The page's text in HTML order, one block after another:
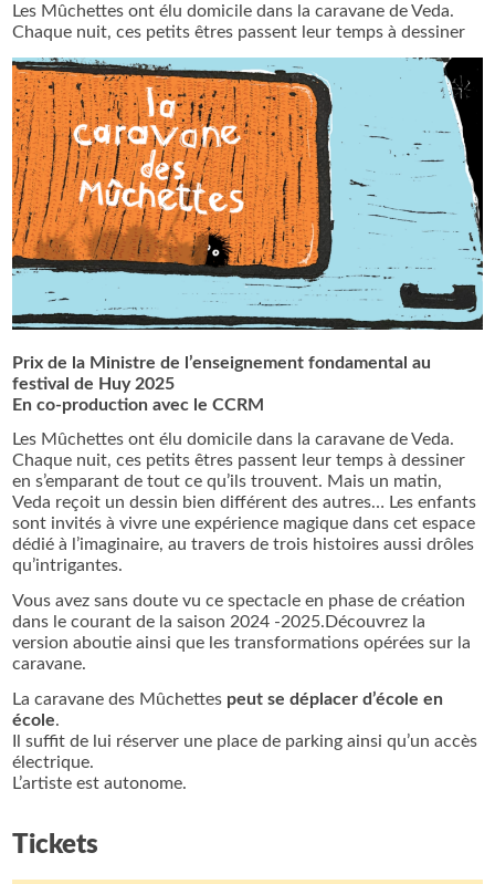
Les Mûchettes ont élu domicile dans la caravane de Veda.
Chaque nuit, ces petits êtres passent leur temps à dessiner
Prix de la Ministre de l’enseignement fondamental au
festival de Huy 2025
En co-production avec le CCRM
Les Mûchettes ont élu domicile dans la caravane de Veda.
Chaque nuit, ces petits êtres passent leur temps à dessiner
en s’emparant de tout ce qu’ils trouvent. Mais un matin,
Veda reçoit un dessin bien différent des autres… Les enfants
sont invités à vivre une expérience magique dans cet espace
dédié à l’imaginaire, au travers de trois histoires aussi drôles
qu’intrigantes.
Vous avez sans doute vu ce spectacle en phase de création
dans le courant de la saison 2024 -2025.Découvrez la
version aboutie ainsi que les transformations opérées sur la
caravane.
La caravane des Mûchettes peut se déplacer d’école en
école.
Il suffit de lui réserver une place de parking ainsi qu’un accès
électrique.
L’artiste est autonome.
Tickets